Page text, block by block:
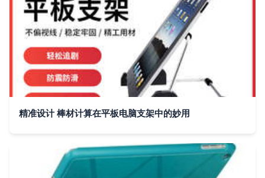
精准设计 棒材计算在平板电脑支架中的妙用